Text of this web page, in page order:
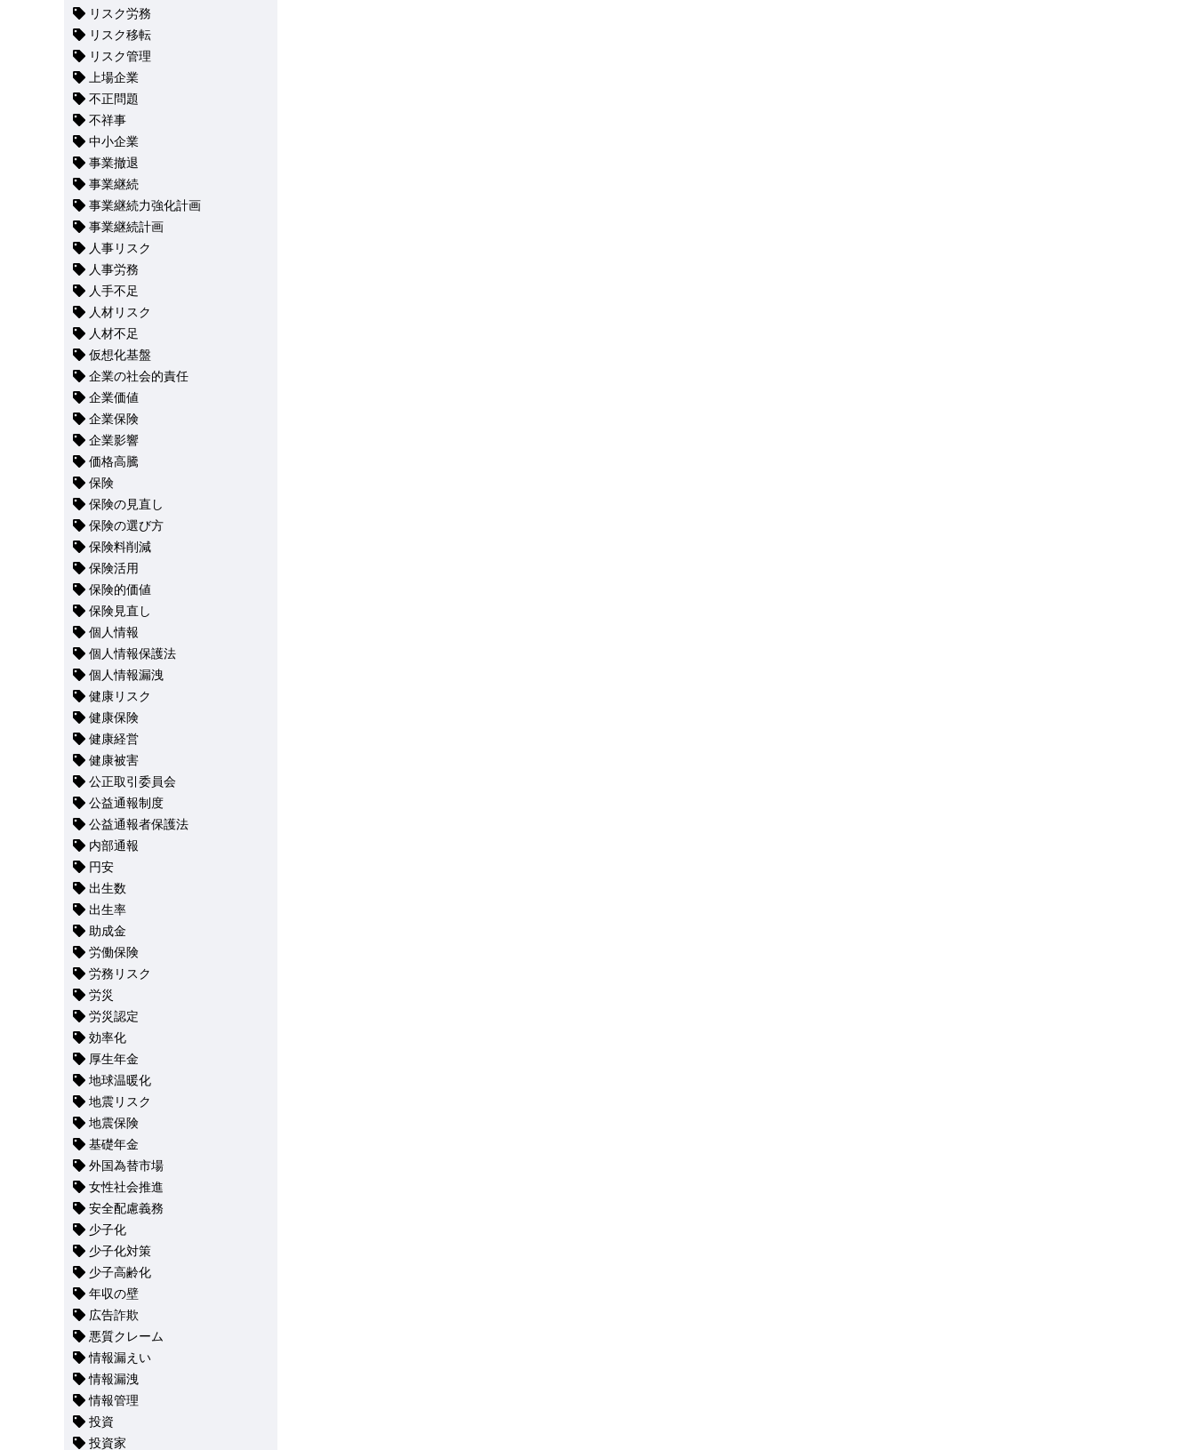
リスク労務
リスク移転
リスク管理
上場企業
不正問題
不祥事
中小企業
事業撤退
事業継続
事業継続力強化計画
事業継続計画
人事リスク
人事労務
人手不足
人材リスク
人材不足
仮想化基盤
企業の社会的責任
企業価値
企業保険
企業影響
価格高騰
保険
保険の見直し
保険の選び方
保険料削減
保険活用
保険的価値
保険見直し
個人情報
個人情報保護法
個人情報漏洩
健康リスク
健康保険
健康経営
健康被害
公正取引委員会
公益通報制度
公益通報者保護法
内部通報
円安
出生数
出生率
助成金
労働保険
労務リスク
労災
労災認定
効率化
厚生年金
地球温暖化
地震リスク
地震保険
基礎年金
外国為替市場
女性社会推進
安全配慮義務
少子化
少子化対策
少子高齢化
年収の壁
広告詐欺
悪質クレーム
情報漏えい
情報漏洩
情報管理
投資
投資家